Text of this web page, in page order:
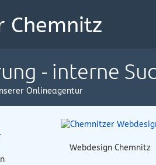
- interne
Onlineagentur
Webdesign Chemnitz